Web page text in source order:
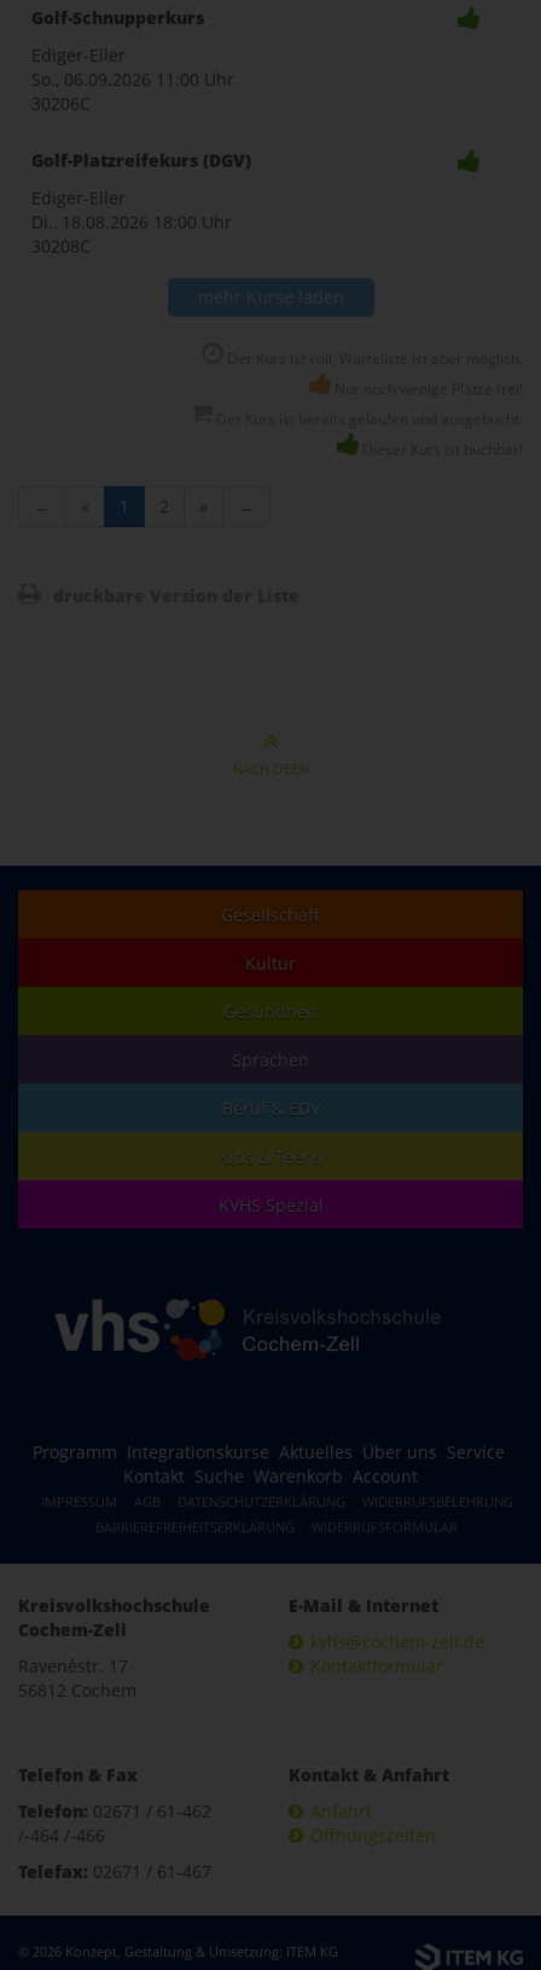
Golf-Schnupperkurs
Ediger-Eller
So., 06.09.2026 11:00 Uhr
30206C
Golf-Platzreifekurs (DGV)
Ediger-Eller
Di., 18.08.2026 18:00 Uhr
30208C
mehr Kurse laden
← « 1 2 » →
NACH OBEN
Gesellschaft
Kultur
Gesundheit
Sprachen
Beruf & EDV
Kids & Teens
KVHS Spezial
Programm Integrationskurse Aktuelles Über uns Service
Kontakt Suche Warenkorb Account
IMPRESSUM AGB DATENSCHUTZERKLÄRUNG
WIDERRUFSBELEHRUNG
BARRIEREFREIHEITSERKLÄRUNG
WIDERRUFSFORMULAR
Kreisvolkshochschule
Cochem-Zell
Ravenéstr. 17
56812 Cochem
E-Mail & Internet
kvhs@cochem-zell.de
Kontaktformular
Telefon & Fax
Telefon: 02671 / 61-462
/-464 /-466
Telefax: 02671 / 61-467
Kontakt & Anfahrt
Anfahrt
Öffnungszeiten
© 2026 Konzept, Gestaltung & Umsetzung: ITEM KG